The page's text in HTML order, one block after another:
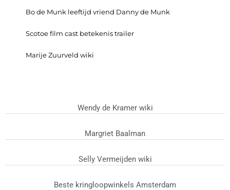
Bo de Munk leeftijd vriend Danny de Munk
Scotoe film cast betekenis trailer
Marije Zuurveld wiki
Wendy de Kramer wiki
Margriet Baalman
Selly Vermeijden wiki
Beste kringloopwinkels Amsterdam